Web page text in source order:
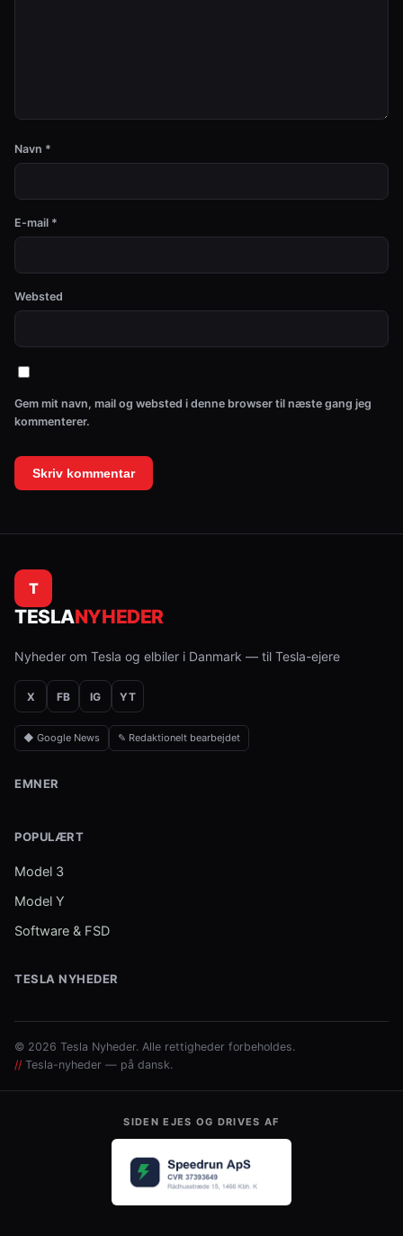
Navn *
E-mail *
Websted
Gem mit navn, mail og websted i denne browser til næste gang jeg
kommenterer.
T
TESLANYHEDER
Nyheder om Tesla og elbiler i Danmark — til Tesla-ejere
X FB IG YT
◆ Google News ✎ Redaktionelt bearbejdet
EMNER
POPULÆRT
Model 3
Model Y
Software & FSD
TESLA NYHEDER
© 2026 Tesla Nyheder. Alle rettigheder forbeholdes.
// Tesla-nyheder — på dansk.
SIDEN EJES OG DRIVES AF